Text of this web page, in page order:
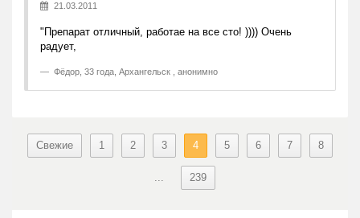
21.03.2011
"Препарат отличный, работае на все сто! )))) Очень
радует,
Фёдор 33 года, Архангельск , анонимно
Свежие 1 2 3 4 5 6 7 8
... 239